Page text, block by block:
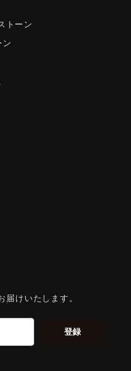
に見ることができ
強い煌めきだけで
ーン
けいたします。
登録